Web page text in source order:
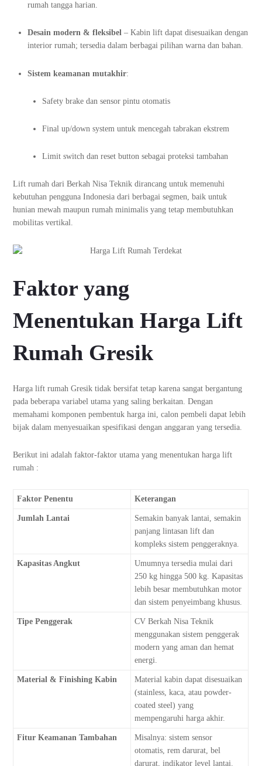
rumah tangga harian.
Desain modern & fleksibel – Kabin lift dapat disesuaikan dengan
interior rumah; tersedia dalam berbagai pilihan warna dan bahan.
Sistem keamanan mutakhir:
Safety brake dan sensor pintu otomatis
Final up/down system untuk mencegah tabrakan ekstrem
Limit switch dan reset button sebagai proteksi tambahan
Lift rumah dari Berkah Nisa Teknik dirancang untuk memenuhi
kebutuhan pengguna Indonesia dari berbagai segmen, baik untuk
hunian mewah maupun rumah minimalis yang tetap membutuhkan
mobilitas vertikal.
Faktor yang
Menentukan Harga Lift
Rumah Gresik
Harga lift rumah Gresik tidak bersifat tetap karena sangat bergantung
pada beberapa variabel utama yang saling berkaitan. Dengan
memahami komponen pembentuk harga ini, calon pembeli dapat lebih
bijak dalam menyesuaikan spesifikasi dengan anggaran yang tersedia.
Berikut ini adalah faktor-faktor utama yang menentukan harga lift
rumah :
Faktor Penentu Keterangan
Jumlah Lantai
Semakin banyak lantai, semakin
panjang lintasan lift dan
kompleks sistem penggeraknya.
Kapasitas Angkut
Umumnya tersedia mulai dari
250 kg hingga 500 kg. Kapasitas
lebih besar membutuhkan motor
dan sistem penyeimbang khusus.
Tipe Penggerak
CV Berkah Nisa Teknik
menggunakan sistem penggerak
modern yang aman dan hemat
energi.
Material & Finishing Kabin
Material kabin dapat disesuaikan
(stainless, kaca, atau powder-
coated steel) yang
mempengaruhi harga akhir.
Fitur Keamanan Tambahan
Misalnya: sistem sensor
otomatis, rem darurat, bel
darurat, indikator level lantai.